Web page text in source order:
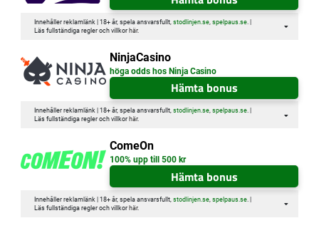
Innehåller reklamlänk | 18+ år, spela ansvarsfullt, stodlinjen.se, spelpaus.se. |
Läs fullständiga regler och villkor här.
NinjaCasino
höga odds hos Ninja Casino
Hämta bonus
Innehåller reklamlänk | 18+ år, spela ansvarsfullt, stodlinjen.se, spelpaus.se. |
Läs fullständiga regler och villkor här.
ComeOn
100% upp till 500 kr
Hämta bonus
Innehåller reklamlänk | 18+ år, spela ansvarsfullt, stodlinjen.se, spelpaus.se. |
Läs fullständiga regler och villkor här.